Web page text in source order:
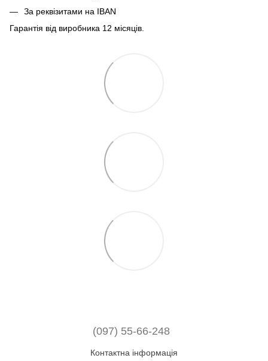
За реквізитами на IBAN
Гарантія від виробника 12 місяців.
(097) 55-66-248
Контактна інформація